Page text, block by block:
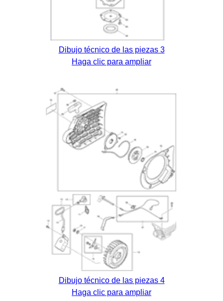
Dibujo técnico de las piezas 3
Haga clic para ampliar
Dibujo técnico de las piezas 4
Haga clic para ampliar